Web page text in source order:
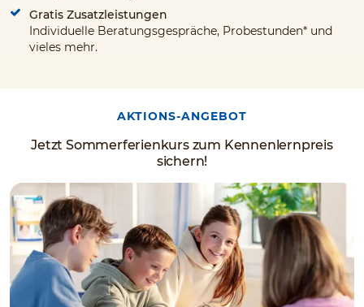
Gratis Zusatzleistungen
Individuelle Beratungsgespräche, Probestunden* und
vieles mehr.
AKTIONS-ANGEBOT
Jetzt Sommerferienkurs zum Kennenlernpreis
sichern!